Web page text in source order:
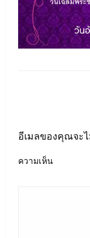
อีเมลของคุณจะ
ความเห็น